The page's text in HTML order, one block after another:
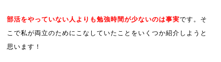
部活をやっていない人よりも勉強時間が少ないのは事実です。そ
こで私が両立のためにこなしていたことをいくつか紹介しようと
思います！